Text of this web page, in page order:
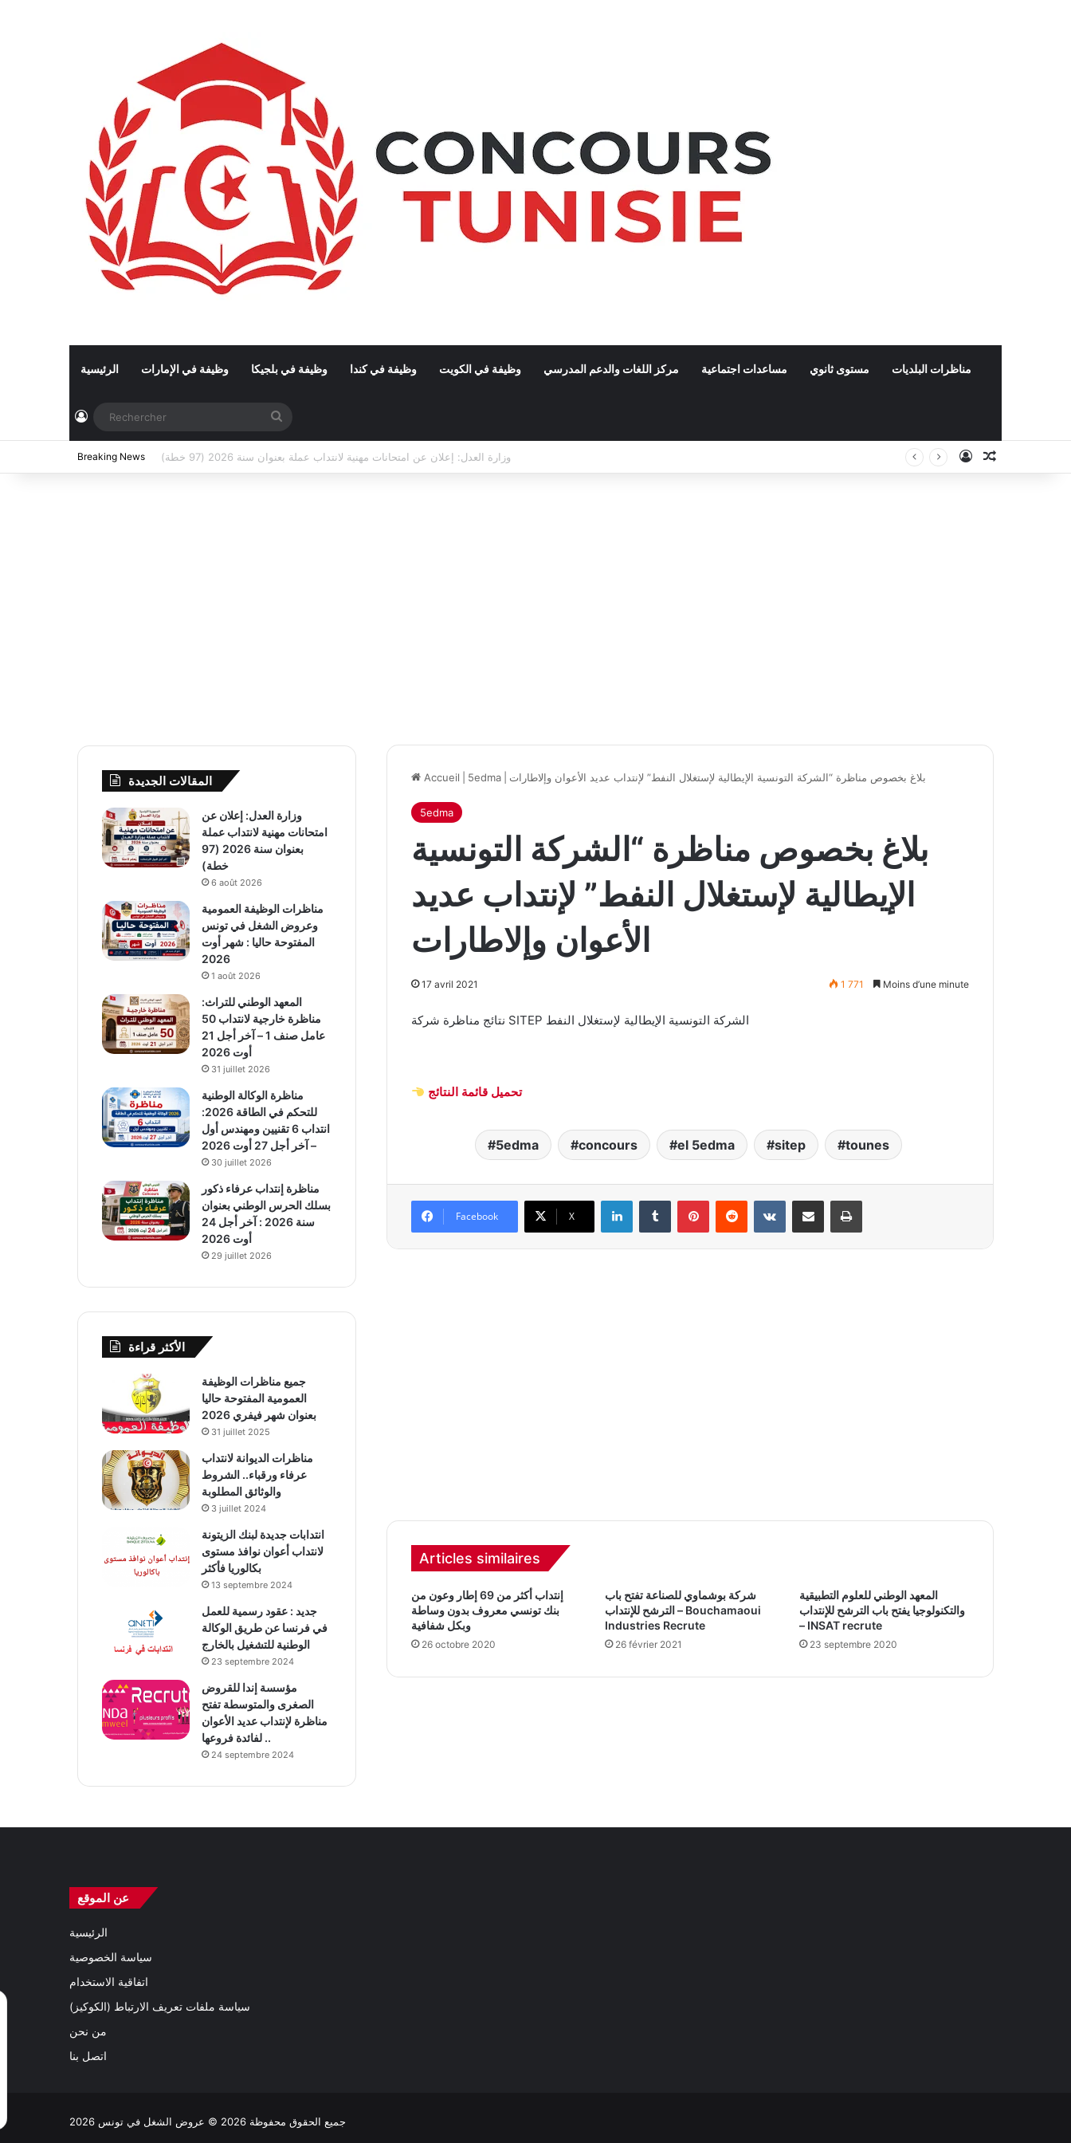
الرئيسية وظيفة في الإمارات وظيفة في بلجيكا وظيفة في كندا وظيفة في الكويت مركز اللغات والدعم المدرسي مساعدات اجتماعية مستوى ثانوي مناظرات البلديات
Connexion
Breaking News مناظرات الوظيفة العمومية وعروض الشغل في تونس المفتوحة حاليا : شهر أوت 2026 Connexion
Article
Accueil 5edma بلاغ بخصوص مناظرة “الشركة التونسية الإيطالية لإستغلال النفط” لإنتداب عديد الأعوان وإلاطارات
5edma
بلاغ بخصوص مناظرة “الشركة التونسية
الإيطالية لإستغلال النفط” لإنتداب عديد
الأعوان وإلاطارات
17 avril 2021 1 771 Moins d’une minute
نتائج مناظرة شركة SITEP الشركة التونسية الإيطالية لإستغلال النفط
تحميل قائمة النتائج
5edma concours el 5edma sitep tounes
Facebook X
LinkedinTumblr PinterestReddit VKontaktePartager par email Imprimer
Articles similaires
إنتداب أكثر من 69 إطار وعون من
بنك تونسي معروف بدون وساطة
وبكل شفافية
26 octobre 2020
شركة بوشماوي للصناعة تفتح باب
الترشح للإنتداب – Bouchamaoui
Industries Recrute
26 février 2021
المعهد الوطني للعلوم التطبيقية
والتكنولوجيا يفتح باب الترشح للإنتداب
– INSAT recrute
23 septembre 2020
المقالات الجديدة
وزارة العدل: إعلان عن
امتحانات مهنية لانتداب عملة
بعنوان سنة 2026 (97
خطة)
6 août 2026
مناظرات الوظيفة العمومية
وعروض الشغل في تونس
المفتوحة حاليا : شهر أوت
2026
1 août 2026
المعهد الوطني للتراث:
مناظرة خارجية لانتداب 50
عامل صنف 1 – آخر أجل 21
أوت 2026
31 juillet 2026
مناظرة الوكالة الوطنية
للتحكم في الطاقة 2026:
انتداب 6 تقنيين ومهندس أول
– آخر أجل 27 أوت 2026
30 juillet 2026
مناظرة إنتداب عرفاء ذكور
بسلك الحرس الوطني بعنوان
سنة 2026 : آخر أجل 24
أوت 2026
29 juillet 2026
الأكثر قراءة
جميع مناظرات الوظيفة
العمومية المفتوحة حاليا
بعنوان شهر فيفري 2026
31 juillet 2025
مناظرات الديوانة لانتداب
عرفاء ورقباء.. الشروط
والوثائق المطلوبة
3 juillet 2024
انتدابات جديدة لبنك الزيتونة
لانتداب أعوان نوافذ مستوى
بكالوريا فأكثر
13 septembre 2024
جديد : عقود رسمية للعمل
في فرنسا عن طريق الوكالة
الوطنية للتشغيل بالخارج
23 septembre 2024
مؤسسة إندا للقروض
الصغرى والمتوسطة تفتح
مناظرة لإنتداب عديد الأعوان
لفائدة فروعها ..
24 septembre 2024
عن الموقع
الرئيسية
سياسة الخصوصية
اتفاقية الاستخدام
سياسة ملفات تعريف الارتباط (الكوكيز)
من نحن
اتصل بنا
جميع الحقوق محفوظة 2026 © عروض الشغل في تونس 2026